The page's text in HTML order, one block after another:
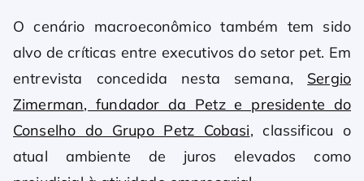
O cenário macroeconômico também tem sido
alvo de críticas entre executivos do setor pet. Em
entrevista concedida nesta semana, Sergio
Zimerman, fundador da Petz e presidente do
Conselho do Grupo Petz Cobasi, classificou o
atual ambiente de juros elevados como